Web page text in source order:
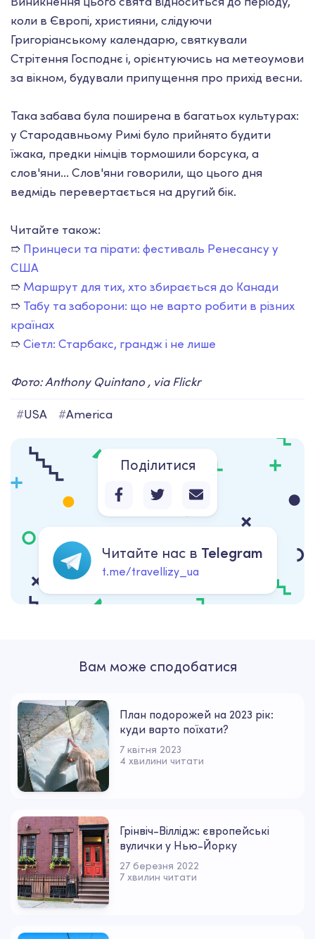
коли в Європі, християни, слідуючи
Григоріанському календарю, святкували
Стрітення Господнє і, орієнтуючись на метеоумови
за вікном, будували припущення про прихід весни.
Така забава була поширена в багатьох культурах:
у Стародавньому Римі було прийнято будити
їжака, предки німців тормошили борсука, а
слов'яни... Слов'яни говорили, що цього дня
ведмідь перевертається на другий бік.
Читайте також:
➱ Принцеси та пірати: фестиваль Ренесансу у
США
➱ Маршрут для тих, хто збирається до Канади
➱ Табу та заборони: що не варто робити в різних
країнах
➱Сіетл: Старбакс, грандж і не лише
Фото: Anthony Quintano , via Flickr
#USA #America
Поділитися
Читайте нас в Telegram
t.me/travellizy_ua
Вам може сподобатися
План подорожей на 2023 рік:
куди варто поїхати?
7 квітня 2023
4 хвилини читати
Грінвіч-Віллідж: європейські
вулички у Нью-Йорку
27 березня 2022
7 хвилин читати